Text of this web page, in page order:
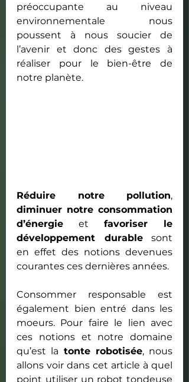
préoccupante au niveau
environnementale nous
poussent à nous soucier de
l’avenir et donc des gestes à
réaliser pour le bien-être de
notre planète.
Réduire notre pollution
diminuer notre consommation
d’énergie et favoriser le
développement durable sont
en effet des notions devenues
courantes ces dernières années.
Consommer responsable est
également bien entré dans les
moeurs. Pour faire le lien avec
ces notions et notre domaine
qu’est la tonte robotisée, nous
allons voir dans cet article à quel
point utiliser un robot tondeuse